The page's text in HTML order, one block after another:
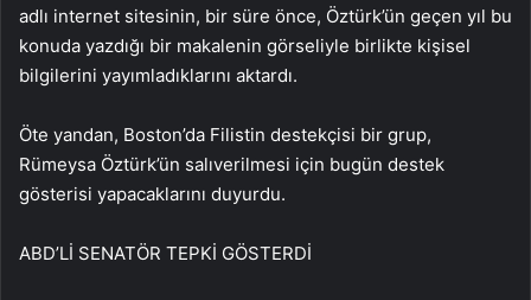
adlı internet sitesinin, bir süre önce, Öztürk’ün geçen yıl bu
konuda yazdığı bir makalenin görseliyle birlikte kişisel
bilgilerini yayımladıklarını aktardı.
Öte yandan, Boston’da Filistin destekçisi bir grup,
Rümeysa Öztürk’ün salıverilmesi için bugün destek
gösterisi yapacaklarını duyurdu.
ABD’Lİ SENATÖR TEPKİ GÖSTERDİ